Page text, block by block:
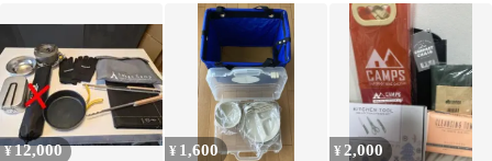
ラック カーキ ボトルフ
ック ベルト バックル
バッグ 鞄 アウトドア用
品 キャンプ 登山 ハイ
キング フェス ハーネス
作業着 荷物 水 カーキ
ー 黒
¥12,000 ¥ 1,600 ¥2,000